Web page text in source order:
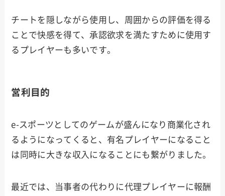
チートを隠しながら使用し、周囲からの評価を得る
ことで快感を得て、承認欲求を満たすために使用す
るプレイヤーも多いです。
営利目的
e-スポーツとしてのゲームが盛んになり商業化され
るようになってくると、有名プレイヤーになること
は同時に大きな収入になることにも繋がりました。
最近では、当事者の代わりに代理プレイヤーに報酬